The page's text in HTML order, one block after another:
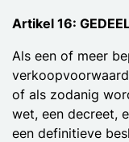
Artikel 16:
Als een of meer
of als zodanig
wet, een decreet,
een definitieve